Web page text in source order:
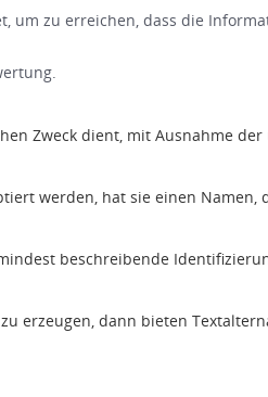
um zu erreichen, dass die
Zweck dient, mit Ausnahme
werden, hat sie einen Namen,
beschreibende
erzeugen, dann bieten